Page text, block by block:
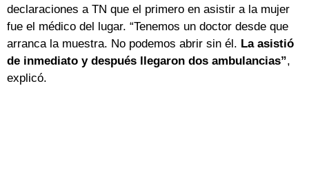
declaraciones a TN que el primero en asistir a la mujer
fue el médico del lugar. “Tenemos un doctor desde que
arranca la muestra. No podemos abrir sin él. La asistió
de inmediato y después llegaron dos ambulancias”,
explicó.